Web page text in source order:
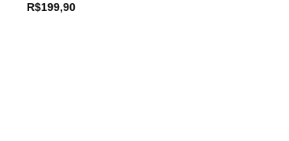
R$199,90